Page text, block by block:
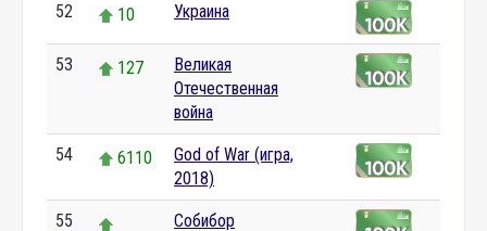
52 10 Украина
53 127
Великая
Отечественная
война
54 6110
God of War (игра,
2018)
55 Собибор